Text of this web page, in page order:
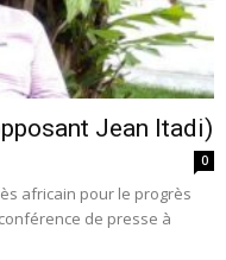
Jean Itadi)
0
africain pour le progrès
de presse à